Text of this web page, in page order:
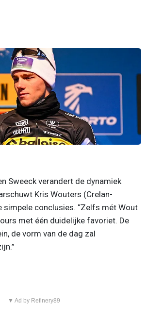
Sweeck verandert de dynamiek
Kris Wouters (Crelan-
simpele conclusies. “Zelfs mét Wout
met één duidelijke favoriet. De
de vorm van de dag zal
▼ Ad by Refinery89